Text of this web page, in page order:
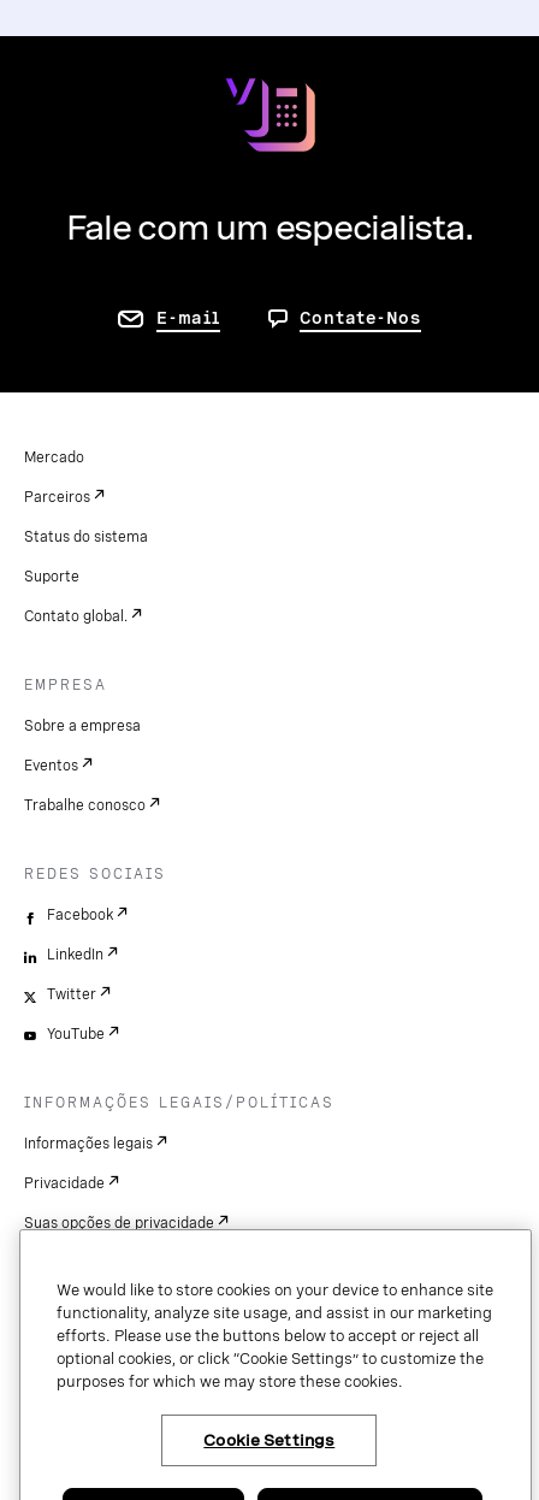
Fale com um especialista.
E-mail Contate-Nos
Copyright © 2026 Vonage. All rights reserved. VONAGE®, the V logo (
®),
Mercado
Parceiros
Status do sistema
Suporte
Contato global.
EMPRESA
Sobre a empresa
Eventos
Trabalhe conosco
REDES SOCIAIS
Facebook
LinkedIn
Twitter
YouTube
INFORMAÇÕES LEGAIS/POLÍTICAS
Informações legais
Privacidade
Suas opções de privacidade
Patentes
Copyright
Segurança e confiança
We would like to store cookies on your device to enhance site
functionality, analyze site usage, and assist in our marketing
efforts. Please use the buttons below to accept or reject all
optional cookies, or click “Cookie Settings” to customize the
purposes for which we may store these cookies.
Cookie Settings